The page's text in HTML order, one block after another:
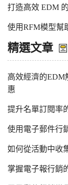
打造高效 EDM
使用RFM模型幫
精選文章
高效經濟的
惠
提升名單訂閱率
使用電子郵件行
如何從活動中收
掌握電子報行銷